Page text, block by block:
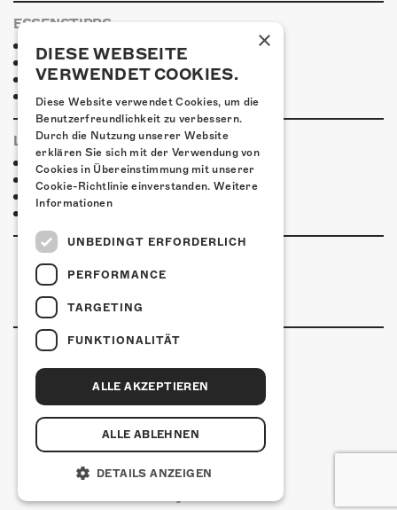
ESSENSTIPPS
Pier 11
Restaurant Kreuz
Pittaria
Pizzeria Da Giuseppe
LINKS & PARTNER
Facebook-Event
Henrik Freischlader
Henrik Freischlader Facebook
Kulturfabrik Kofmehl
Kofmehlweg 1
+41 32 621 20 60
×
DIESE WEBSEITE
VERWENDET COOKIES.
Diese Website verwendet Cookies, um die
Benutzerfreundlichkeit zu verbessern.
Durch die Nutzung unserer Website
erklären Sie sich mit der Verwendung von
Cookies in Übereinstimmung mit unserer
Cookie-Richtlinie einverstanden. Weitere
Informationen
UNBEDINGT ERFORDERLICH
PERFORMANCE
TARGETING
FUNKTIONALITÄT
ALLE AKZEPTIEREN
ALLE ABLEHNEN
DETAILS ANZEIGEN